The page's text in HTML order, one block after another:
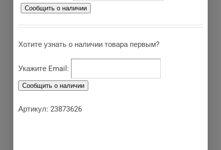
Хотите узнать о наличии товара первым?
Укажите Email:
Артикул:23873626